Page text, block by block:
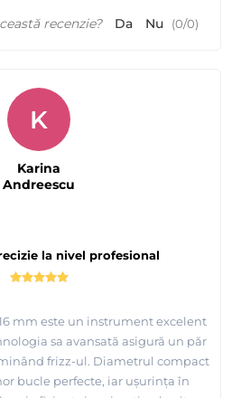
recenzie? Da Nu (0/0)
la nivel profesional
mm este un instrument excelent
sa avansată asigură un păr
frizz-ul. Diametrul compact
bucle perfecte, iar ușurința în
K
Karina
Andreescu